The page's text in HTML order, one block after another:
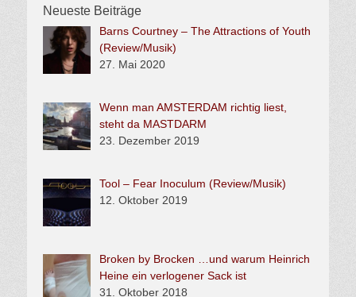
Neueste Beiträge
Barns Courtney – The Attractions of Youth
(Review/Musik)
27. Mai 2020
Wenn man AMSTERDAM richtig liest,
steht da MASTDARM
23. Dezember 2019
Tool – Fear Inoculum (Review/Musik)
12. Oktober 2019
Broken by Brocken …und warum Heinrich
Heine ein verlogener Sack ist
31. Oktober 2018